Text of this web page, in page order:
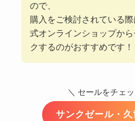
ので、
購入をご検討されている
式オンラインショップから
クするのがおすすめです！
＼ セールをチェ
サンクゼール・